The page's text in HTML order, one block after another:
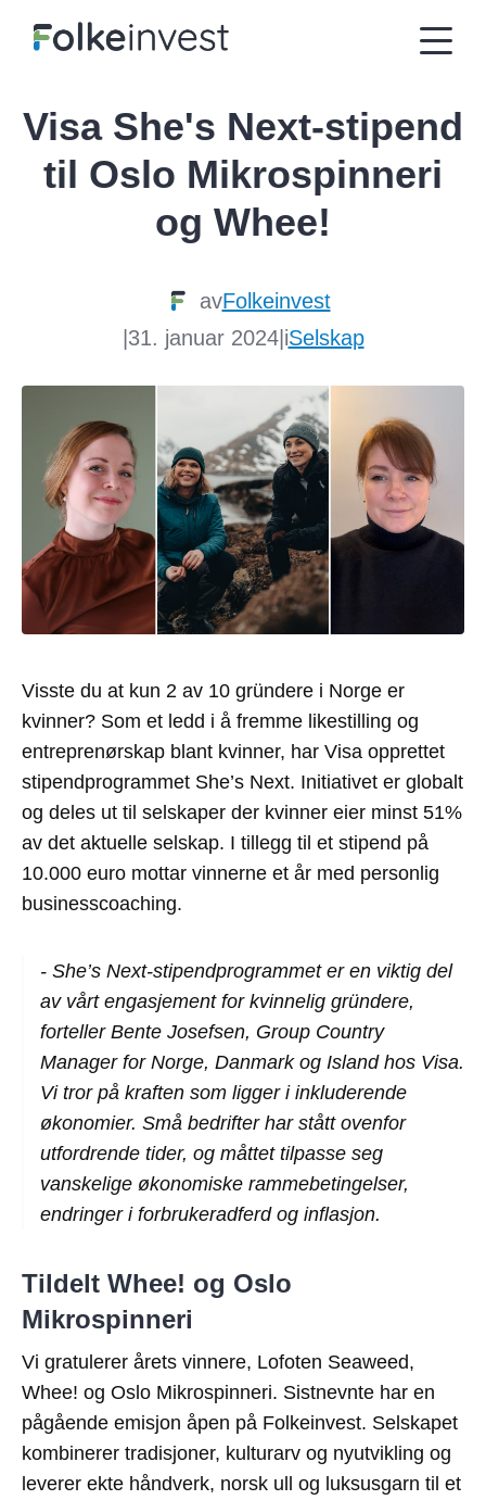
Visa She's Next-stipend
til Oslo Mikrospinneri
og Whee!
avFolkeinvest
31. januar 2024| iSelskap
Visste du at kun 2 av 10 gründere i Norge er
kvinner? Som et ledd i å fremme likestilling og
entreprenørskap blant kvinner, har Visa opprettet
stipendprogrammet She’s Next. Initiativet er globalt
og deles ut til selskaper der kvinner eier minst 51%
av det aktuelle selskap. I tillegg til et stipend på
10.000 euro mottar vinnerne et år med personlig
businesscoaching.
- She’s Next-stipendprogrammet er en viktig del
av vårt engasjement for kvinnelig gründere,
forteller Bente Josefsen, Group Country
Manager for Norge, Danmark og Island hos Visa.
Vi tror på kraften som ligger i inkluderende
økonomier. Små bedrifter har stått ovenfor
utfordrende tider, og måttet tilpasse seg
vanskelige økonomiske rammebetingelser,
endringer i forbrukeradferd og inflasjon.
Tildelt Whee! og Oslo
Mikrospinneri
Vi gratulerer årets vinnere, Lofoten Seaweed,
Whee! og Oslo Mikrospinneri. Sistnevnte har en
pågående emisjon åpen på Folkeinvest. Selskapet
kombinerer tradisjoner, kulturarv og nyutvikling og
leverer ekte håndverk, norsk ull og luksusgarn til et